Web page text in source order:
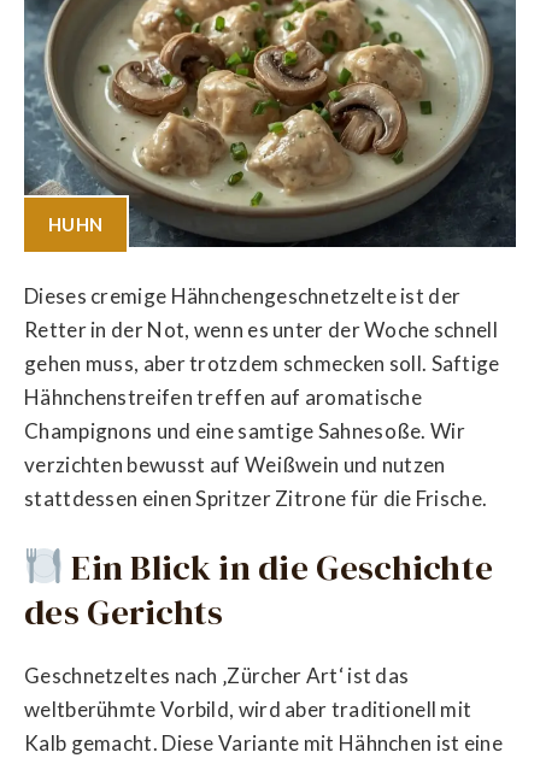
HUHN
Dieses cremige Hähnchengeschnetzelte ist der
Retter in der Not, wenn es unter der Woche schnell
gehen muss, aber trotzdem schmecken soll. Saftige
Hähnchenstreifen treffen auf aromatische
Champignons und eine samtige Sahnesoße. Wir
verzichten bewusst auf Weißwein und nutzen
stattdessen einen Spritzer Zitrone für die Frische.
Ein Blick in die Geschichte
des Gerichts
Geschnetzeltes nach ‚Zürcher Art‘ ist das
weltberühmte Vorbild, wird aber traditionell mit
Kalb gemacht. Diese Variante mit Hähnchen ist eine